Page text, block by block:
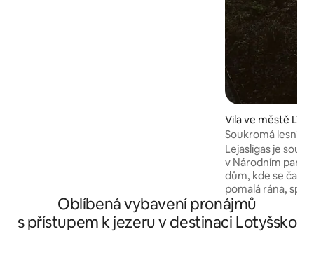
Vila ve městě
Soukromá lesní
Lejaslīgas je
v Národním parku
dům, kde se čas
pomalá rána,
v sauně a chvíle klidu
se v Līgatne a je
procházky,
Oblíbená vybavení pronájmů
s přístupem k jezeru v destinaci Lotyšsko